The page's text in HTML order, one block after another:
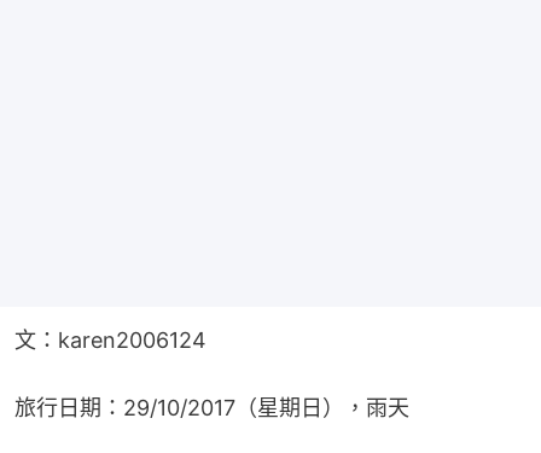
文：karen2006124
旅行日期：29/10/2017（星期日），雨天